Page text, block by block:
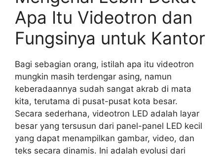
Apa Itu Videotron dan
Fungsinya untuk Kantor
Bagi sebagian orang, istilah apa itu videotron
mungkin masih terdengar asing, namun
keberadaannya sudah sangat akrab di mata
kita, terutama di pusat-pusat kota besar.
Secara sederhana, videotron LED adalah layar
besar yang tersusun dari panel-panel LED kecil
yang dapat menampilkan gambar, video, dan
teks secara dinamis. Ini adalah evolusi dari